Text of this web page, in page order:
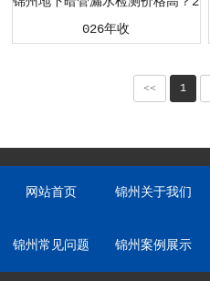
026年收
<< 1
网站首页 锦州关于我们
锦州常见问题 锦州案例展示